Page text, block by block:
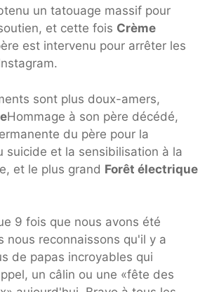
un tatouage massif pour
et cette fois Crème
est intervenu pour arrêter les
sont plus doux-amers,
Hommage à son père décédé,
du père pour la
suicide et la sensibilisation à la
et le plus grand Forêt électrique
9 fois que nous avons été
nous reconnaissons qu'il y a
de papas incroyables qui
un câlin ou une «fête des